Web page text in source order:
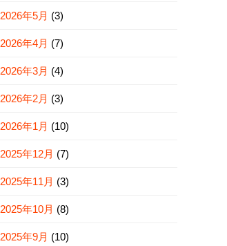
2026年5月 (3)
2026年4月 (7)
2026年3月 (4)
2026年2月 (3)
2026年1月 (10)
2025年12月 (7)
2025年11月 (3)
2025年10月 (8)
2025年9月 (10)